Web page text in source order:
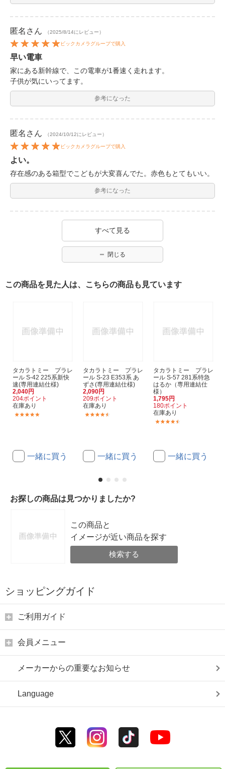
匿名 さん （2025/8/14にレビュー）
ビックカメラグループで購入
早い電車
家にある新幹線で、この電車が1番速く走れます。
子供が気にいってます。
参考になった
匿名 さん （2024/10/12にレビュー）
ビックカメラグループで購入
よい。
存在感のある箱型でこどもが大変喜んでた。赤色もとてもいい。
参考になった
すべて見る
閉じる
この商品を見た人は、こちらの商品も見ています
タカラトミー プラレ
ール S-42 225系新快
速(専用連結仕様)
2,040円
204ポイント
在庫あり
一緒に買う
タカラトミー プラレ
ール S-23 E353系 あ
ずさ(専用連結仕様)
2,090円
209ポイント
在庫あり
一緒に買う
タカラトミー プラレ
ール S-57 281系特急
はるか（専用連結仕
様）
1,795円
180ポイント
在庫あり
一緒に買う
お探しの商品は見つかりましたか?
この商品と
イメージが近い商品を探す
検索する
ショッピングガイド
ご利用ガイド
会員メニュー
メーカーからの重要なお知らせ
Language